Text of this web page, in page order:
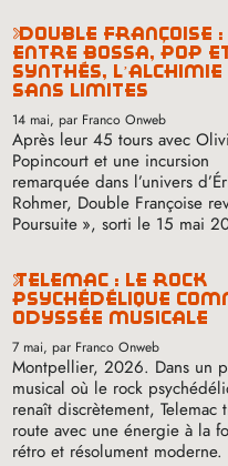
double françoise :
entre bossa, pop
synthés, l’alchimie
sans limites
14 mai, par Franco Onweb
Après leur 45 tours avec
Popincourt et une incursion
remarquée dans l’univers
Rohmer, Double Françoise
Poursuite », sorti le 15 mai
telemac : le rock
psychédélique
odyssée musicale
7 mai, par Franco Onweb
Montpellier, 2026. Dans un
musical où le rock
renaît discrètement, Telemac
route avec une énergie à la
rétro et résolument